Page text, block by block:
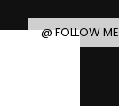
@ FOLLOW ME